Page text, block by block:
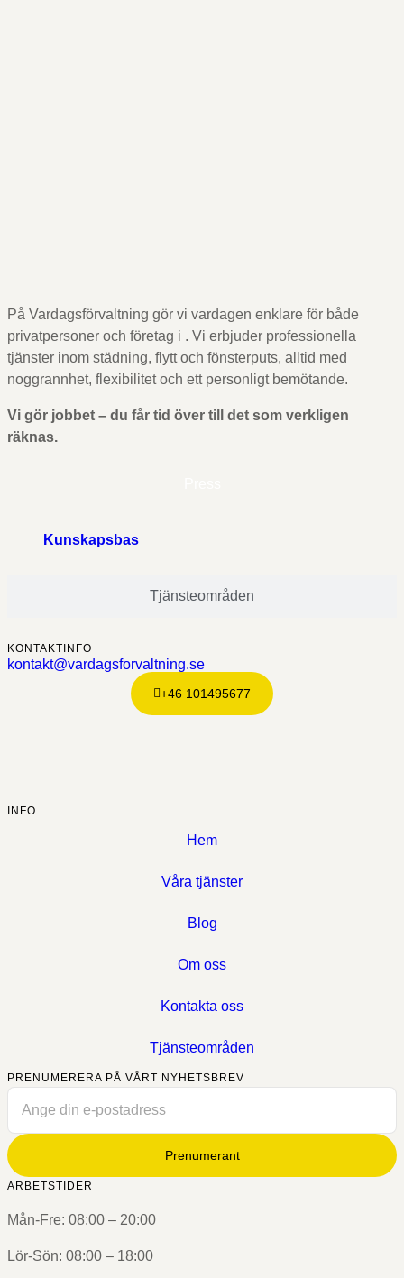
På Vardagsförvaltning gör vi vardagen enklare för både
privatpersoner och företag i . Vi erbjuder professionella
tjänster inom städning, flytt och fönsterputs, alltid med
noggrannhet, flexibilitet och ett personligt bemötande.
Vi gör jobbet – du får tid över till det som verkligen
räknas.
Tjänsteområden
Kunskapsbas
KONTAKTINFO
kontakt@vardagsforvaltning.se
+46 101495677
INFO
Hem
Våra tjänster
Blog
Om oss
Kontakta oss
Tjänsteområden
PRENUMERERA PÅ VÅRT NYHETSBREV
Prenumerant
ARBETSTIDER
Mån-Fre: 08:00 – 20:00
Lör-Sön: 08:00 – 18:00